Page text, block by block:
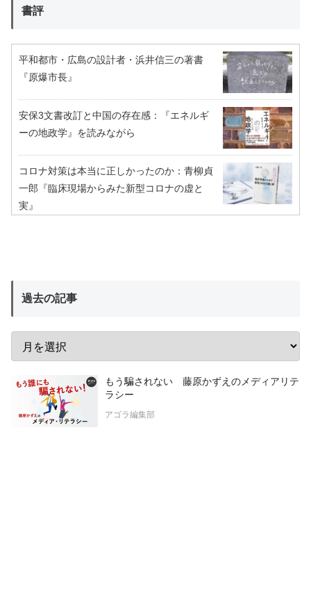
書評
平和都市・広島の設計者・浜井信三の著書
『原爆市長』
安保3文書改訂と中国の存在感：『エネルギ
ーの地政学』を読みながら
コロナ対策は本当に正しかったのか：青柳貞
一郎『臨床現場からみた新型コロナの虚と
実』
過去の記事
もう騙されない 藤原かずえのメディアリテ
ラシー
アゴラ編集部